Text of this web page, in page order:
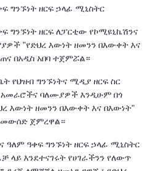
ግንኙነት ዘርፍ ኃላፊ ሚኒስትር
ግንኙነት ዘርፍ ለፓርቲው የኮሚዩኒኬሽንና
"የድህረ እውነት ዘመንን በእውቀት እና
በአዲስ አበባ ተጀምሯል።
የህዝብ ግንኙነትና ሚዲያ ዘርፍ ስር
ባለሙያዎች እንዲሁም በጎ
እውነት ዘመንን በእውቀት እና በእውነት"
መውሰድ ጀምረዋል።
ዓለም ዓቀፍ ግንኙነት ዘርፍ ኃላፊ ሚኒስትር
ላይ እንደተናገሩት የሀገራችንን የለውጥ